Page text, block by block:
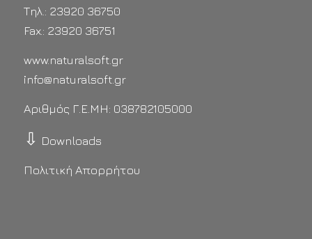
Τηλ.: 23920 36750
Fax.: 23920 36751
www.naturalsoft.gr
info@naturalsoft.gr
Αριθμός Γ.Ε.ΜΗ: 038782105000
⇩ Downloads
Πολιτική Απορρήτου